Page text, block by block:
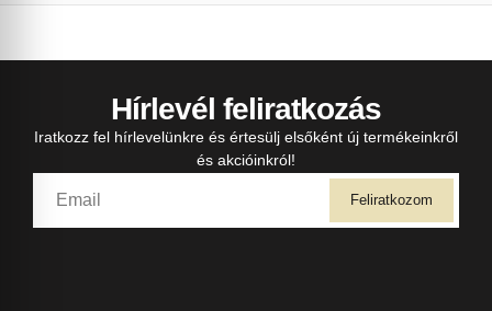
Hírlevél feliratkozás
Iratkozz fel hírlevelünkre és értesülj elsőként új termékeinkről
és akcióinkról!
Feliratkozom